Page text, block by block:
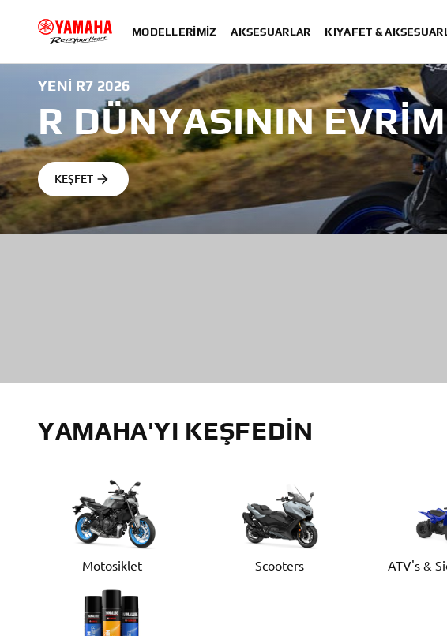
MODELLERIMIZ AKSESUARLAR KIYAFET &
YENI R7 2026
R DÜNYASININ
KEŞFET
YAMAHA'YI KEŞFEDIN
Motosiklet Scooters ATV's &